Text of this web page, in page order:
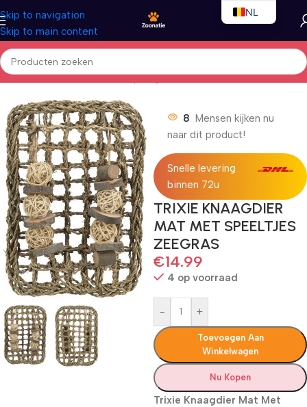
Skip to navigation
Skip to main content
Home/Kleindieren/Kleindierspeelgoed
8 Mensen kijken nu
naar dit product!
Snelle levering
binnen 72u
TRIXIE KNAAGDIER
MAT MET SPEELTJES
ZEEGRAS
€14.99
4 op voorraad
- +
Toevoegen Aan
Winkelwagen
Nu Kopen
Trixie Knaagdier Mat Met
NL